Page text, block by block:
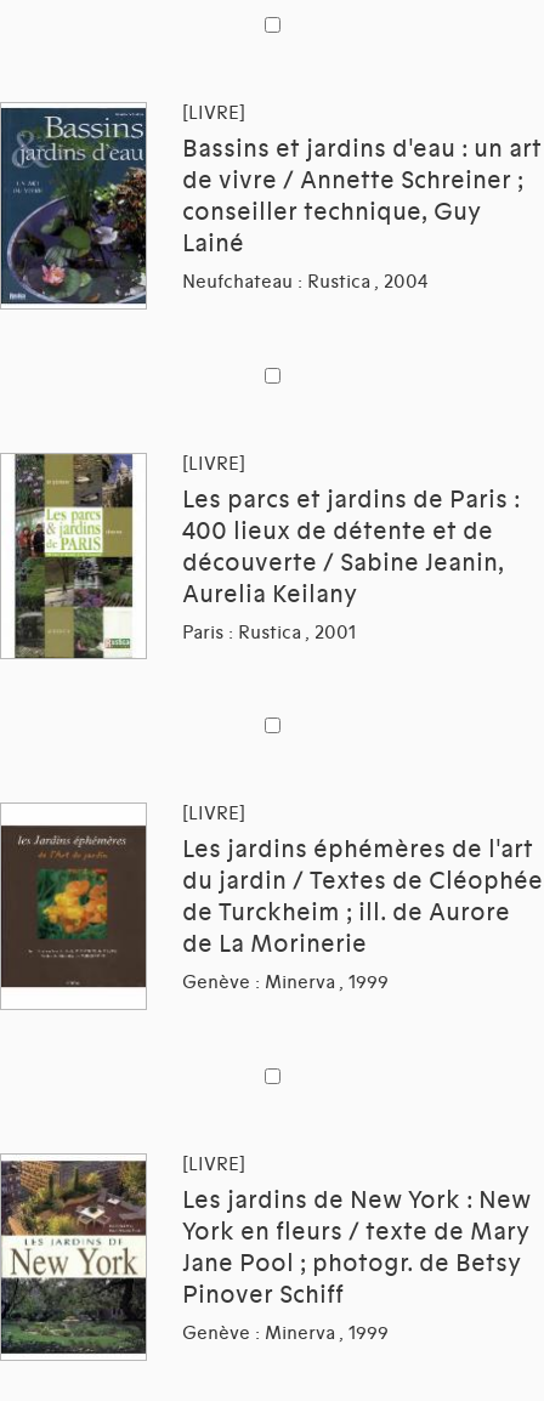
[LIVRE]
Bassins et jardins d'eau : un art
de vivre / Annette Schreiner ;
conseiller technique, Guy
Lainé
Neufchateau : Rustica , 2004
[LIVRE]
Les parcs et jardins de Paris :
400 lieux de détente et de
découverte / Sabine Jeanin,
Aurelia Keilany
Paris : Rustica , 2001
[LIVRE]
Les jardins éphémères de l'art
du jardin / Textes de Cléophée
de Turckheim ; ill. de Aurore
de La Morinerie
Genève : Minerva , 1999
[LIVRE]
Les jardins de New York : New
York en fleurs / texte de Mary
Jane Pool ; photogr. de Betsy
Pinover Schiff
Genève : Minerva , 1999